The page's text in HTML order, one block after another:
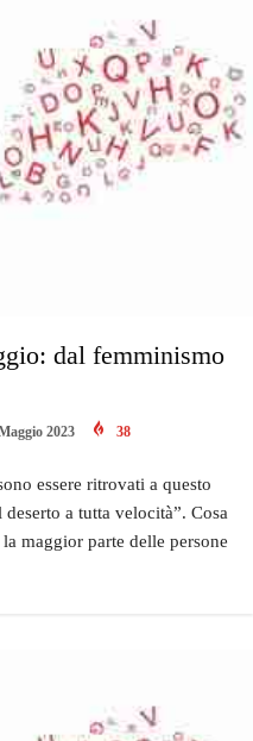
dal femminismo
2023 38
essere ritrovati a questo
a tutta velocità”. Cosa
maggior parte delle persone